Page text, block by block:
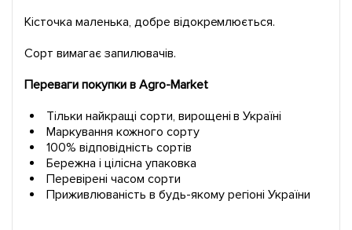
Кісточка маленька, добре відокремлюється.
Сорт вимагає запилювачів.
Переваги покупки в Agro-Market
Тільки найкращі сорти, вирощені в Україні
Маркування кожного сорту
100% відповідність сортів
Бережна і цілісна упаковка
Перевірені часом сорти
Приживлюваність в будь-якому регіоні України